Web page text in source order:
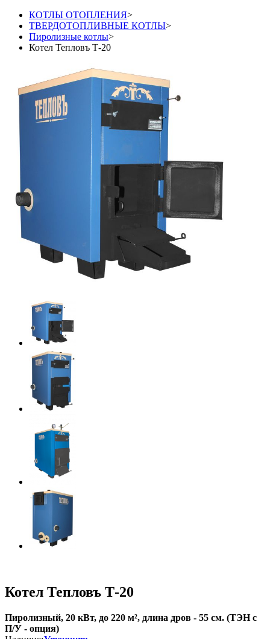
КОТЛЫ ОТОПЛЕНИЯ>
ТВЕРДОТОПЛИВНЫЕ КОТЛЫ>
Пиролизные котлы>
Котел Тепловъ Т-20
Котел Тепловъ Т-20
Пиролизный, 20 кВт, до 220 м², длина дров - 55 см. (ТЭН с
П/У - опция)